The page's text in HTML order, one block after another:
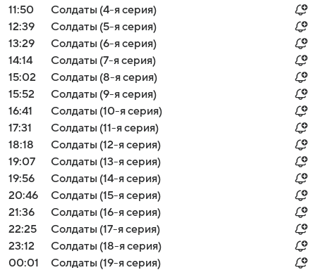
11:50
Солдаты (4-я серия)
12:39
Солдаты (5-я серия)
13:29
Солдаты (6-я серия)
14:14
Солдаты (7-я серия)
15:02
Солдаты (8-я серия)
15:52
Солдаты (9-я серия)
16:41
Солдаты (10-я серия)
17:31
Солдаты (11-я серия)
18:18
Солдаты (12-я серия)
19:07
Солдаты (13-я серия)
19:56
Солдаты (14-я серия)
20:46
Солдаты (15-я серия)
21:36
Солдаты (16-я серия)
22:25
Солдаты (17-я серия)
23:12
Солдаты (18-я серия)
00:01
Солдаты (19-я серия)